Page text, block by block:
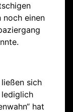
noch einen
sich
hat